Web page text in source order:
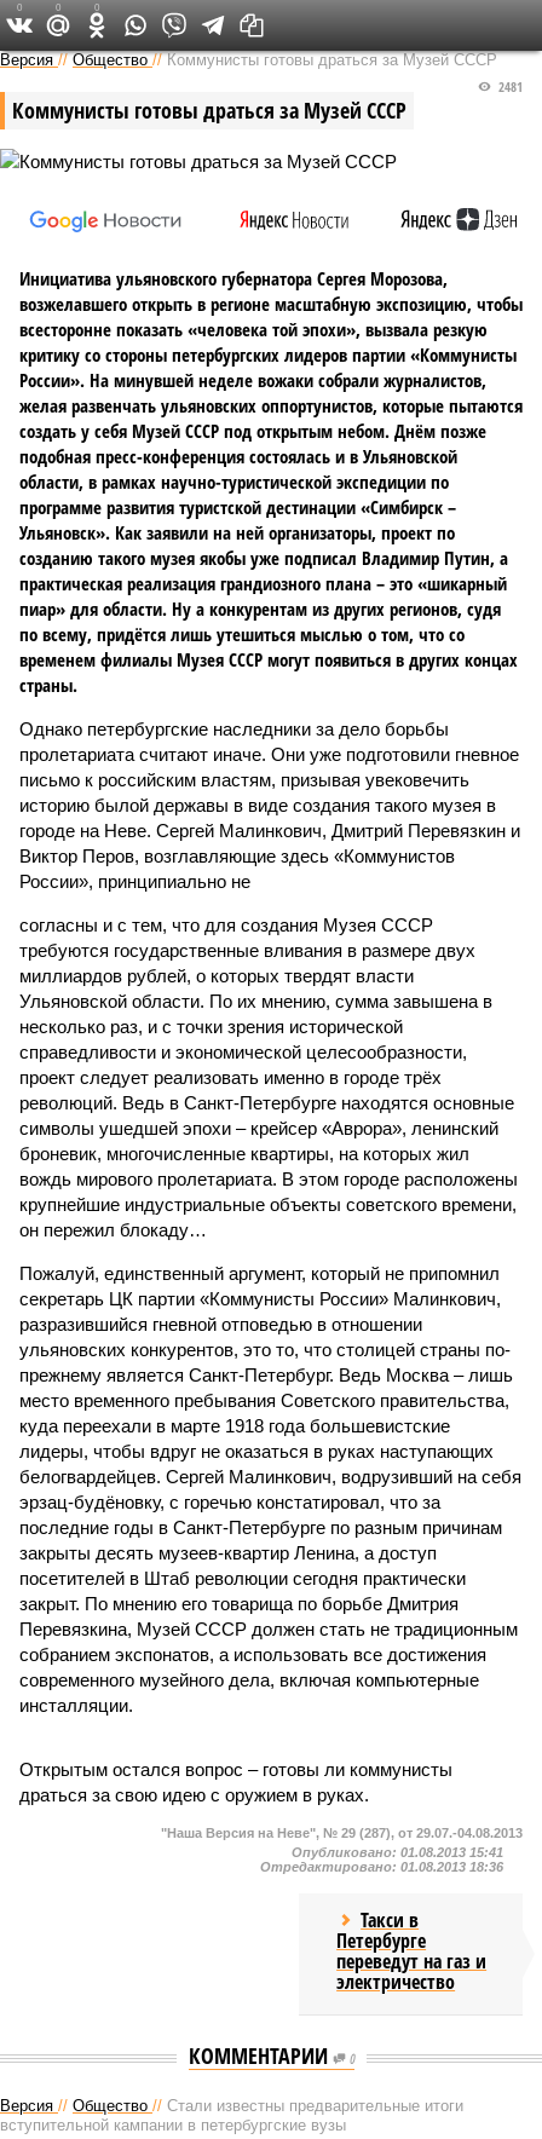
Версия на Неве
Версия //Общество //Коммунисты готовы драться за Музей СССР
Коммунисты готовы драться за Музей СССР
2481
Инициатива ульяновского губернатора Сергея Морозова,
возжелавшего открыть в регионе масштабную экспозицию, чтобы
всесторонне показать «человека той эпохи», вызвала резкую
критику со стороны петербургских лидеров партии «Коммунисты
России». На минувшей неделе вожаки собрали журналистов,
желая развенчать ульяновских оппортунистов, которые пытаются
создать у себя Музей СССР под открытым небом. Днём позже
подобная пресс-конференция состоялась и в Ульяновской
области, в рамках научно-туристической экспедиции по
программе развития туристской дестинации «Симбирск –
Ульяновск». Как заявили на ней организаторы, проект по
созданию такого музея якобы уже подписал Владимир Путин, а
практическая реализация грандиозного плана – это «шикарный
пиар» для области. Ну а конкурентам из других регионов, судя
по всему, придётся лишь утешиться мыслью о том, что со
временем филиалы Музея СССР могут появиться в других концах
страны.
Однако петербургские наследники за дело борьбы
пролетариата считают иначе. Они уже подготовили гневное
письмо к российским властям, призывая увековечить
историю былой державы в виде создания такого музея в
городе на Неве. Сергей Малинкович, Дмитрий Перевязкин и
Виктор Перов, возглавляющие здесь «Коммунистов
России», принципиально не
согласны и с тем, что для создания Музея СССР
требуются государственные вливания в размере двух
миллиардов рублей, о которых твердят власти
Ульяновской области. По их мнению, сумма завышена в
несколько раз, и с точки зрения исторической
справедливости и экономической целесообразности,
проект следует реализовать именно в городе трёх
революций. Ведь в Санкт-Петербурге находятся основные
символы ушедшей эпохи – крейсер «Аврора», ленинский
броневик, многочисленные квартиры, на которых жил
вождь мирового пролетариата. В этом городе расположены
крупнейшие индустриальные объекты советского времени,
он пережил блокаду…
Пожалуй, единственный аргумент, который не припомнил
секретарь ЦК партии «Коммунисты России» Малинкович,
разразившийся гневной отповедью в отношении
ульяновских конкурентов, это то, что столицей страны по-
прежнему является Санкт-Петербург. Ведь Москва – лишь
место временного пребывания Советского правительства,
куда переехали в марте 1918 года большевистские
лидеры, чтобы вдруг не оказаться в руках наступающих
белогвардейцев. Сергей Малинкович, водрузивший на себя
эрзац-будёновку, с горечью констатировал, что за
последние годы в Санкт-Петербурге по разным причинам
закрыты десять музеев-квартир Ленина, а доступ
посетителей в Штаб революции сегодня практически
закрыт. По мнению его товарища по борьбе Дмитрия
Перевязкина, Музей СССР должен стать не традиционным
собранием экспонатов, а использовать все достижения
современного музейного дела, включая компьютерные
инсталляции.
Открытым остался вопрос – готовы ли коммунисты
драться за свою идею с оружием в руках.
0 0 0
"Наша Версия на Неве", № 29 (287), от 29.07.-04.08.2013
Опубликовано: 01.08.2013 15:41
Отредактировано: 01.08.2013 18:36
Такси в
Петербурге
переведут на газ и
электричество
КОММЕНТАРИИ 0
Версия // Общество // Стали известны предварительные итоги
вступительной кампании в петербургские вузы